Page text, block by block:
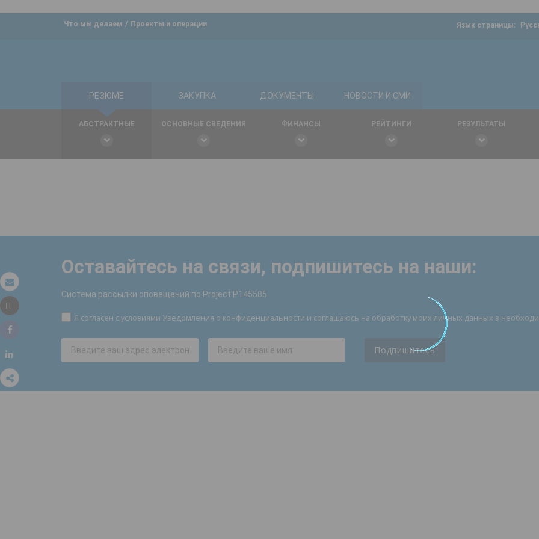
Электронная почта
Распечатать
Tweet
Что мы делаем Проекты и операции Язык страницы:
РЕЗЮМЕ ЗАКУПКА ДОКУМЕНТЫ НОВОСТИ И СМИ
АБСТРАКТНЫЕ ОСНОВНЫЕ СВЕДЕНИЯ ФИНАНСЫ РЕЙТИНГИ РЕЗУЛЬТАТЫ
Оставайтесь на связи, подпишитесь на наши:
Система рассылки оповещений по Project P145585
Я согласен с условиями Уведомления о конфиденциальности и соглашаюсь на обработку моих личных данных в
Подпишитесь